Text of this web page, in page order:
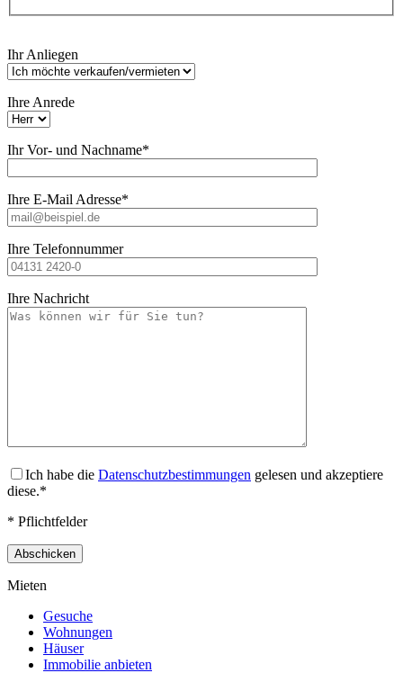
lasse
dieses
leer.
Ihr Anliegen
Ihre Anrede
Ihr Vor- und Nachname*
Ihre E-Mail Adresse*
Ihre Telefonnummer
Ihre Nachricht
Ich habe die Datenschutzbestimmungen gelesen und akzeptiere
diese.*
* Pflichtfelder
Mieten
Gesuche
Wohnungen
Häuser
Immobilie anbieten